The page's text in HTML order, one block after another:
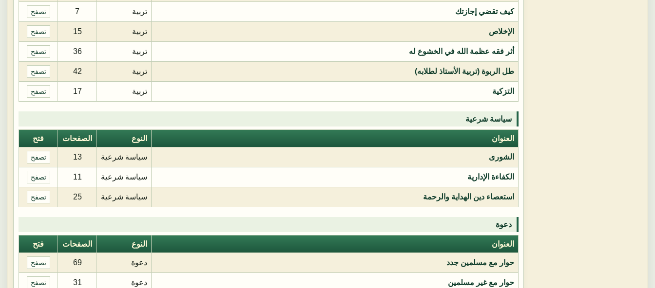
كيف تقضي إجازتك تربية 7 تصفح
الإخلاص تربية 15 تصفح
أثر فقه عظمة الله في الخشوع له تربية 36 تصفح
طل الربوة (تربية الأستاذ لطلابه) تربية 42 تصفح
التزكية تربية 17 تصفح
سياسة شرعية
العنوان النوع الصفحات فتح
الشورى سياسة شرعية 13 تصفح
الكفاءة الإدارية سياسة شرعية 11 تصفح
استعصاء دين الهداية والرحمة سياسة شرعية 25 تصفح
دعوة
العنوان النوع الصفحات فتح
حوار مع مسلمين جدد دعوة 69 تصفح
حوار مع غير مسلمين دعوة 31 تصفح